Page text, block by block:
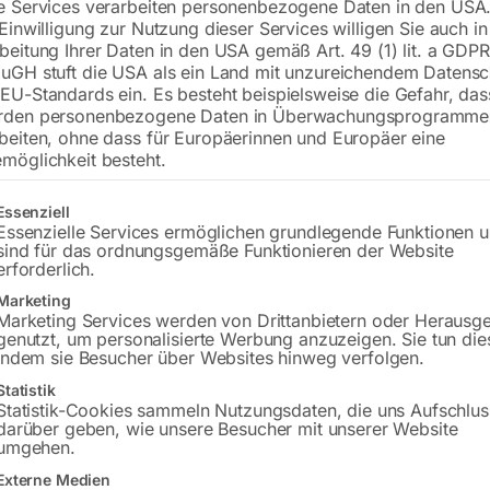
(Calcium 545.77),
SEDSS113WDE
ca. 2 - 3 Tage
Mutli-LED-Strahler
max. Höhe von 5,5 m bzw. 7
230V Versorgung – externe
€3.840,00–€4.320,00
inkl. MwSt.
Lieferzeit:Auf Nachfrage
Services verarbeiten personenbezogene Daten in den
zur Nutzung dieser Services willigen Sie auch
Ihrer Daten in den USA gemäß Art. 49 (1) lit. a
stuft die USA als ein Land mit unzureichendem
Standards ein. Es besteht beispielsweise die Gefahr,
personenbezogene Daten in
ohne dass für Europäerinnen und Europäer eine
besteht.
eine Liste der Service-Gruppen, für die eine Einwilligung erteilt
Services ermöglichen grundlegende Funktionen
für das ordnungsgemäße Funktionieren der Website
Services werden von Drittanbietern oder
um personalisierte Werbung anzuzeigen. Sie tun
sie Besucher über Websites hinweg verfolgen.
Cookies sammeln Nutzungsdaten, die uns
geben, wie unsere Besucher mit unserer Website
Medien